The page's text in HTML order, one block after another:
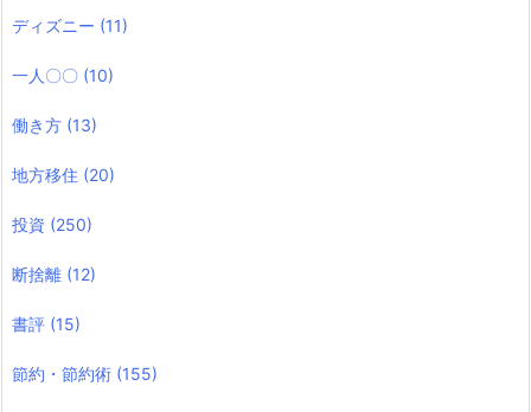
ディズニー (11)
一人〇〇 (10)
働き方 (13)
地方移住 (20)
投資 (250)
断捨離 (12)
書評 (15)
節約・節約術 (155)